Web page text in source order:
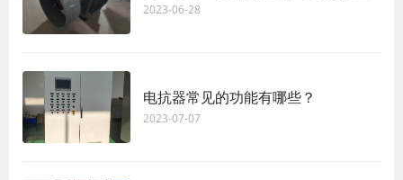
2023-06-28
电抗器常见的功能有哪些？
2023-07-07